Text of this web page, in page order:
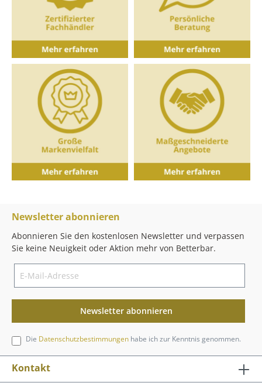
Newsletter abonnieren
Abonnieren Sie den kostenlosen Newsletter und verpassen
Sie keine Neuigkeit oder Aktion mehr von Betterbar.
Newsletter abonnieren
Die Datenschutzbestimmungen habe ich zur Kenntnis genommen.
Kontakt